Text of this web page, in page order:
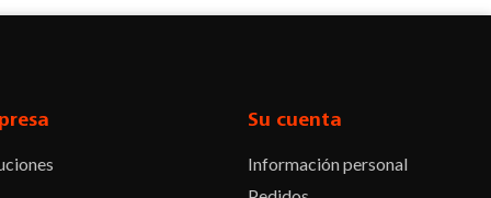
Su cuenta
Información personal